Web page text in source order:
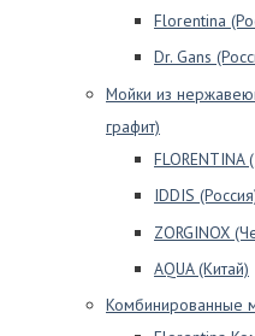
Florentina
Dr. Gans
Мойки из
графит)
FLORENTINA
IDDIS
ZORGINOX
AQUA (Китай)
Комбинированные